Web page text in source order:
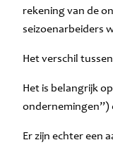
rekening van de
seizoenarbeiders
Het verschil
Het is belangrijk
ondernemingen”)
Er zijn echter een